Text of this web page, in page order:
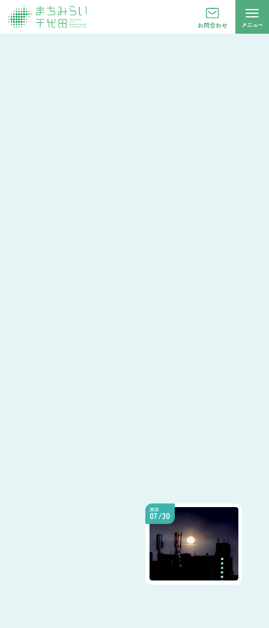
お問合わせ メニュー
2026
07/30